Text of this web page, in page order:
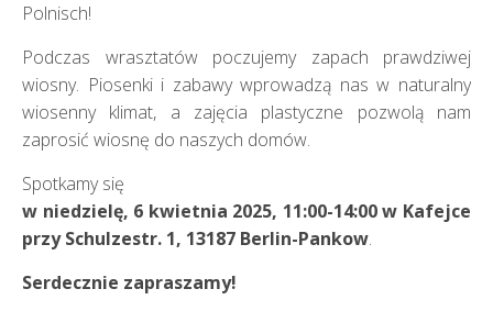
Polnisch!
Podczas wrasztatów poczujemy zapach prawdziwej
wiosny. Piosenki i zabawy wprowadzą nas w naturalny
wiosenny klimat, a zajęcia plastyczne pozwolą nam
zaprosić wiosnę do naszych domów.
Spotkamy się
w niedzielę, 6 kwietnia 2025, 11:00-14:00 w Kafejce
przy Schulzestr. 1, 13187 Berlin-Pankow.
Serdecznie zapraszamy!